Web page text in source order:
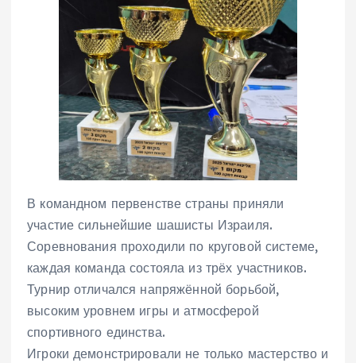
В командном первенстве страны приняли
участие сильнейшие шашисты Израиля.
Соревнования проходили по круговой системе,
каждая команда состояла из трёх участников.
Турнир отличался напряжённой борьбой,
высоким уровнем игры и атмосферой
спортивного единства.
Игроки демонстрировали не только мастерство и